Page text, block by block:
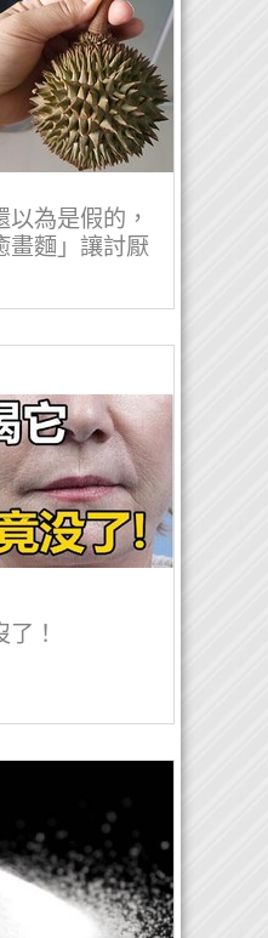
為是假的，
畫麵」讓討厭
！